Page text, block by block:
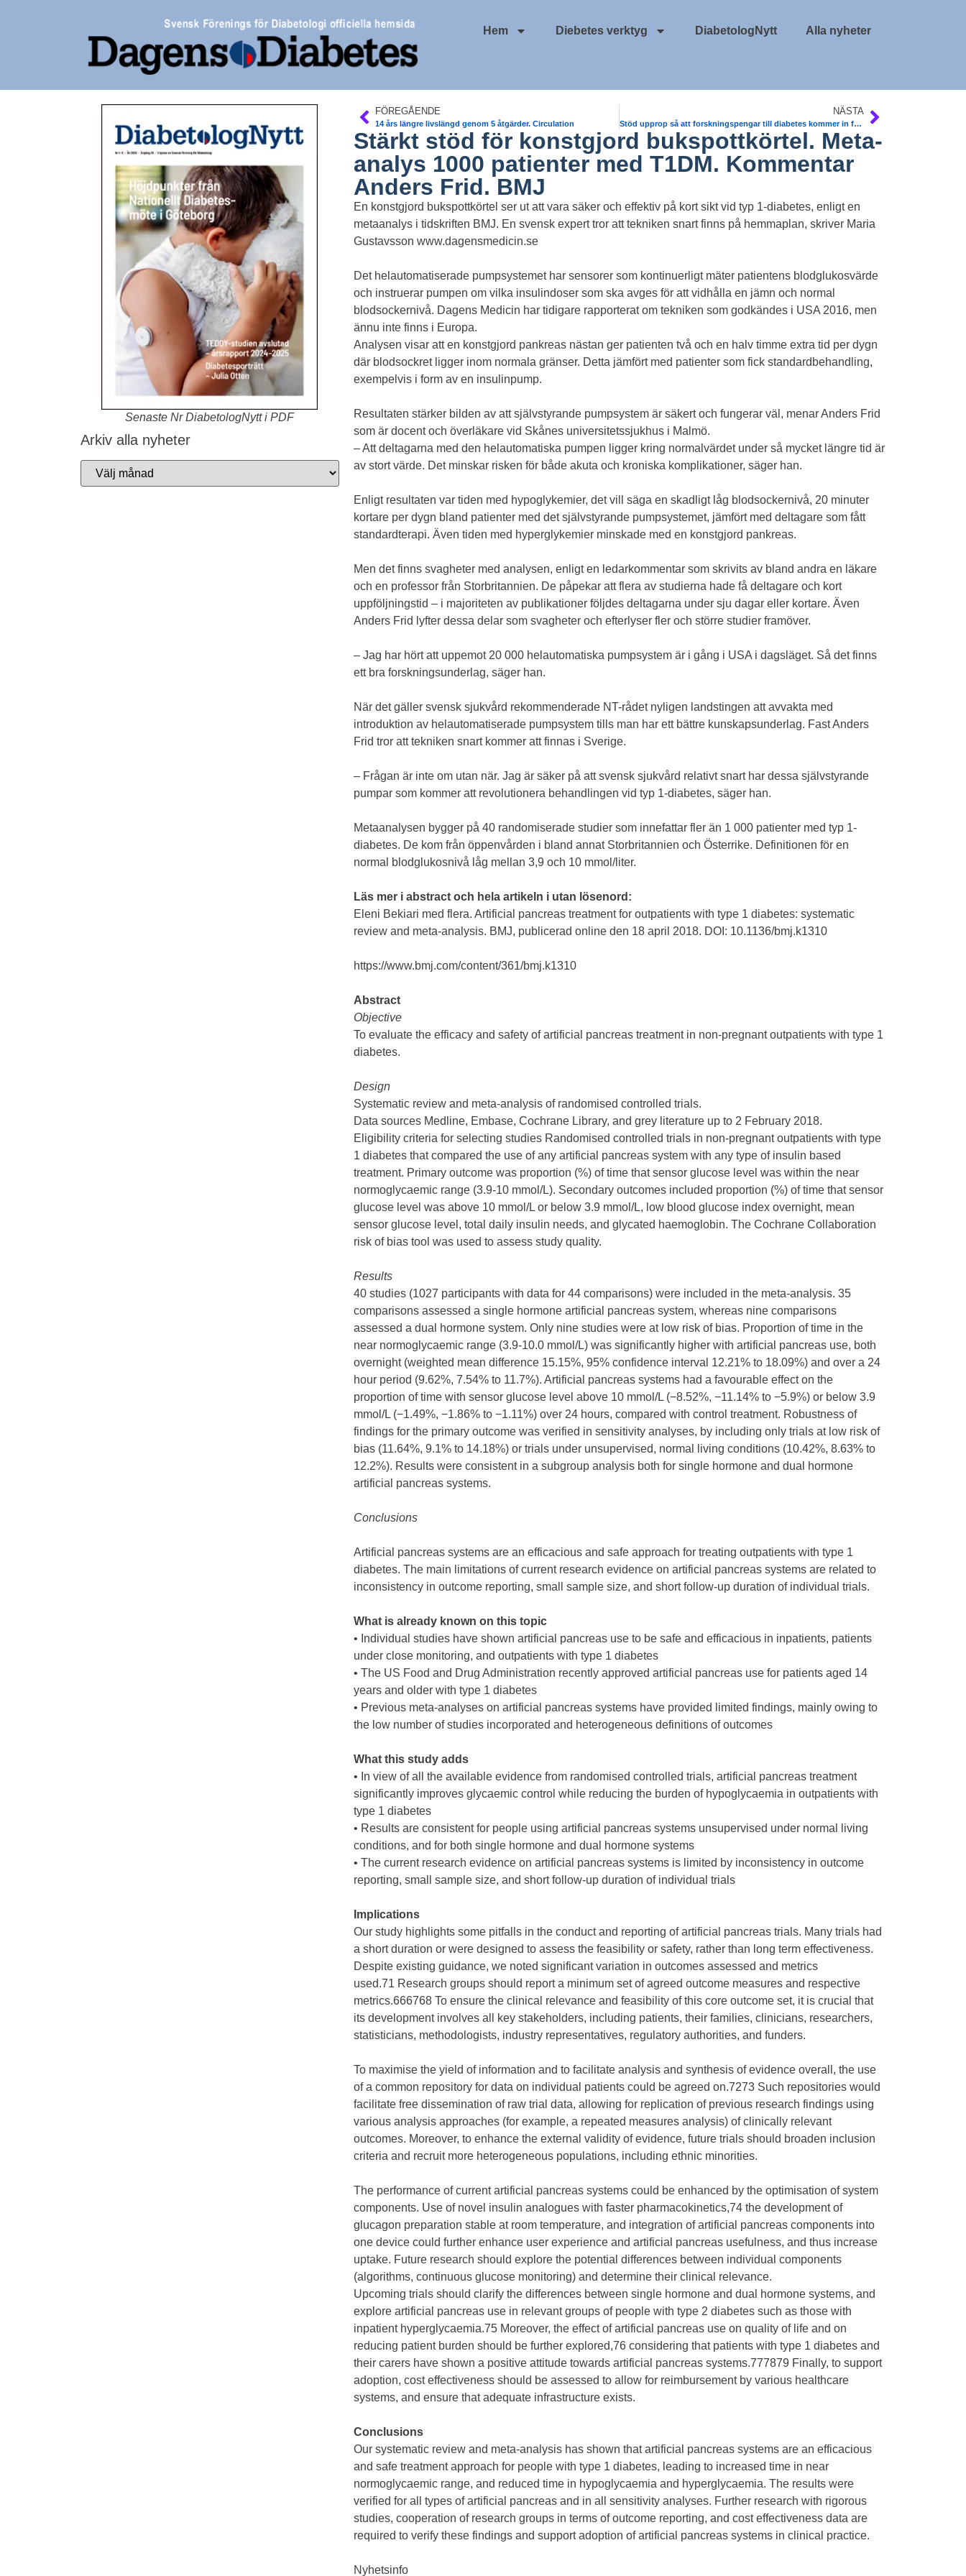
Hem Diebetes verktyg DiabetologNytt Alla nyheter
Senaste Nr DiabetologNytt i PDF
Arkiv alla nyheter
FÖREGÅENDE
14 års längre livslängd genom 5 åtgärder. Circulation
NÄSTA
Stöd upprop så att forskningspengar till diabetes kommer in från Postkodlotteriet
Stärkt stöd för konstgjord bukspottkörtel. Meta-
analys 1000 patienter med T1DM. Kommentar
Anders Frid. BMJ
En konstgjord bukspottkörtel ser ut att vara säker och effektiv på kort sikt vid typ 1-diabetes, enligt en
metaanalys i tidskriften BMJ. En svensk expert tror att tekniken snart finns på hemmaplan, skriver Maria
Gustavsson www.dagensmedicin.se
Det helautomatiserade pumpsystemet har sensorer som kontinuerligt mäter patientens blodglukosvärde
och instruerar pumpen om vilka insulindoser som ska avges för att vidhålla en jämn och normal
blodsockernivå. Dagens Medicin har tidigare rapporterat om tekniken som godkändes i USA 2016, men
ännu inte finns i Europa.
Analysen visar att en konstgjord pankreas nästan ger patienten två och en halv timme extra tid per dygn
där blodsockret ligger inom normala gränser. Detta jämfört med patienter som fick standardbehandling,
exempelvis i form av en insulinpump.
Resultaten stärker bilden av att självstyrande pumpsystem är säkert och fungerar väl, menar Anders Frid
som är docent och överläkare vid Skånes universitetssjukhus i Malmö.
– Att deltagarna med den helautomatiska pumpen ligger kring normalvärdet under så mycket längre tid är
av stort värde. Det minskar risken för både akuta och kroniska komplikationer, säger han.
Enligt resultaten var tiden med hypoglykemier, det vill säga en skadligt låg blodsockernivå, 20 minuter
kortare per dygn bland patienter med det självstyrande pumpsystemet, jämfört med deltagare som fått
standardterapi. Även tiden med hyperglykemier minskade med en konstgjord pankreas.
Men det finns svagheter med analysen, enligt en ledarkommentar som skrivits av bland andra en läkare
och en professor från Storbritannien. De påpekar att flera av studierna hade få deltagare och kort
uppföljningstid – i majoriteten av publikationer följdes deltagarna under sju dagar eller kortare. Även
Anders Frid lyfter dessa delar som svagheter och efterlyser fler och större studier framöver.
– Jag har hört att uppemot 20 000 helautomatiska pumpsystem är i gång i USA i dagsläget. Så det finns
ett bra forskningsunderlag, säger han.
När det gäller svensk sjukvård rekommenderade NT-rådet nyligen landstingen att avvakta med
introduktion av helautomatiserade pumpsystem tills man har ett bättre kunskapsunderlag. Fast Anders
Frid tror att tekniken snart kommer att finnas i Sverige.
– Frågan är inte om utan när. Jag är säker på att svensk sjukvård relativt snart har dessa självstyrande
pumpar som kommer att revolutionera behandlingen vid typ 1-diabetes, säger han.
Metaanalysen bygger på 40 randomiserade studier som innefattar fler än 1 000 patienter med typ 1-
diabetes. De kom från öppenvården i bland annat Storbritannien och Österrike. Definitionen för en
normal blodglukosnivå låg mellan 3,9 och 10 mmol/liter.
Läs mer i abstract och hela artikeln i utan lösenord:
Eleni Bekiari med flera. Artificial pancreas treatment for outpatients with type 1 diabetes: systematic
review and meta-analysis. BMJ, publicerad online den 18 april 2018. DOI: 10.1136/bmj.k1310
https://www.bmj.com/content/361/bmj.k1310
Abstract
Objective
To evaluate the efficacy and safety of artificial pancreas treatment in non-pregnant outpatients with type 1
diabetes.
Design
Systematic review and meta-analysis of randomised controlled trials.
Data sources Medline, Embase, Cochrane Library, and grey literature up to 2 February 2018.
Eligibility criteria for selecting studies Randomised controlled trials in non-pregnant outpatients with type
1 diabetes that compared the use of any artificial pancreas system with any type of insulin based
treatment. Primary outcome was proportion (%) of time that sensor glucose level was within the near
normoglycaemic range (3.9-10 mmol/L). Secondary outcomes included proportion (%) of time that sensor
glucose level was above 10 mmol/L or below 3.9 mmol/L, low blood glucose index overnight, mean
sensor glucose level, total daily insulin needs, and glycated haemoglobin. The Cochrane Collaboration
risk of bias tool was used to assess study quality.
Results
40 studies (1027 participants with data for 44 comparisons) were included in the meta-analysis. 35
comparisons assessed a single hormone artificial pancreas system, whereas nine comparisons
assessed a dual hormone system. Only nine studies were at low risk of bias. Proportion of time in the
near normoglycaemic range (3.9-10.0 mmol/L) was significantly higher with artificial pancreas use, both
overnight (weighted mean difference 15.15%, 95% confidence interval 12.21% to 18.09%) and over a 24
hour period (9.62%, 7.54% to 11.7%). Artificial pancreas systems had a favourable effect on the
proportion of time with sensor glucose level above 10 mmol/L (−8.52%, −11.14% to −5.9%) or below 3.9
mmol/L (−1.49%, −1.86% to −1.11%) over 24 hours, compared with control treatment. Robustness of
findings for the primary outcome was verified in sensitivity analyses, by including only trials at low risk of
bias (11.64%, 9.1% to 14.18%) or trials under unsupervised, normal living conditions (10.42%, 8.63% to
12.2%). Results were consistent in a subgroup analysis both for single hormone and dual hormone
artificial pancreas systems.
Conclusions
Artificial pancreas systems are an efficacious and safe approach for treating outpatients with type 1
diabetes. The main limitations of current research evidence on artificial pancreas systems are related to
inconsistency in outcome reporting, small sample size, and short follow-up duration of individual trials.
What is already known on this topic
• Individual studies have shown artificial pancreas use to be safe and efficacious in inpatients, patients
under close monitoring, and outpatients with type 1 diabetes
• The US Food and Drug Administration recently approved artificial pancreas use for patients aged 14
years and older with type 1 diabetes
• Previous meta-analyses on artificial pancreas systems have provided limited findings, mainly owing to
the low number of studies incorporated and heterogeneous definitions of outcomes
What this study adds
• In view of all the available evidence from randomised controlled trials, artificial pancreas treatment
significantly improves glycaemic control while reducing the burden of hypoglycaemia in outpatients with
type 1 diabetes
• Results are consistent for people using artificial pancreas systems unsupervised under normal living
conditions, and for both single hormone and dual hormone systems
• The current research evidence on artificial pancreas systems is limited by inconsistency in outcome
reporting, small sample size, and short follow-up duration of individual trials
Implications
Our study highlights some pitfalls in the conduct and reporting of artificial pancreas trials. Many trials had
a short duration or were designed to assess the feasibility or safety, rather than long term effectiveness.
Despite existing guidance, we noted significant variation in outcomes assessed and metrics
used.71 Research groups should report a minimum set of agreed outcome measures and respective
metrics.666768 To ensure the clinical relevance and feasibility of this core outcome set, it is crucial that
its development involves all key stakeholders, including patients, their families, clinicians, researchers,
statisticians, methodologists, industry representatives, regulatory authorities, and funders.
To maximise the yield of information and to facilitate analysis and synthesis of evidence overall, the use
of a common repository for data on individual patients could be agreed on.7273 Such repositories would
facilitate free dissemination of raw trial data, allowing for replication of previous research findings using
various analysis approaches (for example, a repeated measures analysis) of clinically relevant
outcomes. Moreover, to enhance the external validity of evidence, future trials should broaden inclusion
criteria and recruit more heterogeneous populations, including ethnic minorities.
The performance of current artificial pancreas systems could be enhanced by the optimisation of system
components. Use of novel insulin analogues with faster pharmacokinetics,74 the development of
glucagon preparation stable at room temperature, and integration of artificial pancreas components into
one device could further enhance user experience and artificial pancreas usefulness, and thus increase
uptake. Future research should explore the potential differences between individual components
(algorithms, continuous glucose monitoring) and determine their clinical relevance.
Upcoming trials should clarify the differences between single hormone and dual hormone systems, and
explore artificial pancreas use in relevant groups of people with type 2 diabetes such as those with
inpatient hyperglycaemia.75 Moreover, the effect of artificial pancreas use on quality of life and on
reducing patient burden should be further explored,76 considering that patients with type 1 diabetes and
their carers have shown a positive attitude towards artificial pancreas systems.777879 Finally, to support
adoption, cost effectiveness should be assessed to allow for reimbursement by various healthcare
systems, and ensure that adequate infrastructure exists.
Conclusions
Our systematic review and meta-analysis has shown that artificial pancreas systems are an efficacious
and safe treatment approach for people with type 1 diabetes, leading to increased time in near
normoglycaemic range, and reduced time in hypoglycaemia and hyperglycaemia. The results were
verified for all types of artificial pancreas and in all sensitivity analyses. Further research with rigorous
studies, cooperation of research groups in terms of outcome reporting, and cost effectiveness data are
required to verify these findings and support adoption of artificial pancreas systems in clinical practice.
Nyhetsinfo